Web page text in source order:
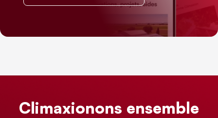
Climaxionons ensemble